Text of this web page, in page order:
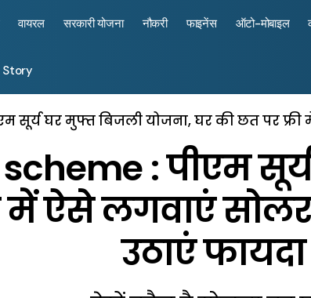
वायरल सरकारी योजना नौकरी फाइनेंस ऑटो-मोबाइल
Story
सूर्य घर मुफ्त बिजली योजना, घर की छत पर
: पीएम
में ऐसे लगवाएं
उठाएं फायदा